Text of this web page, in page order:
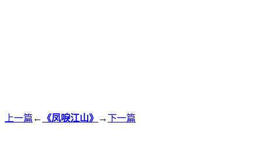
上一篇 ← 《凤唳江山》 →下一篇